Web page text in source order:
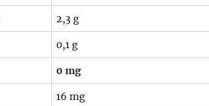
2,3 g
0,1 g
0 mg
16 mg